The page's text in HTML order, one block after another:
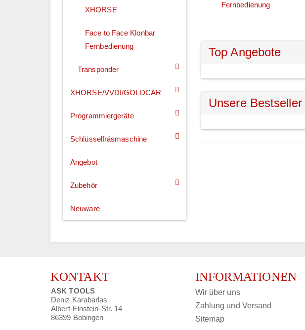
Fernbedienung
Top Angebote
Unsere Bestseller
XHORSE
Face to Face Klonbar
Fernbedienung
Transponder
XHORSE/VVDI/GOLDCAR
Programmiergeräte
Schlüsselfräsmaschine
Angebot
Zubehör
Neuware
KONTAKT
ASK TOOLS
Deniz Karabarlas
Albert-Einstein-Str. 14
86399 Bobingen
INFORMATIONEN
Wir über uns
Zahlung und Versand
Sitemap